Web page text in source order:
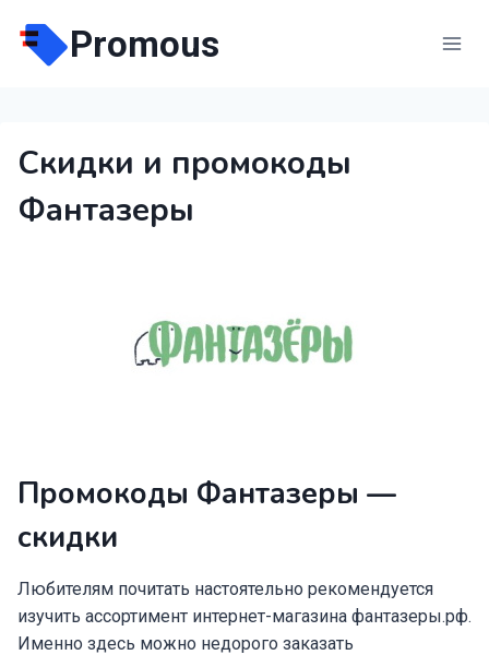
содержимому
Promous
Скидки и промокоды
Фантазеры
Промокоды Фантазеры —
скидки
Любителям почитать настоятельно рекомендуется
изучить ассортимент интернет-магазина фантазеры.рф.
Именно здесь можно недорого заказать